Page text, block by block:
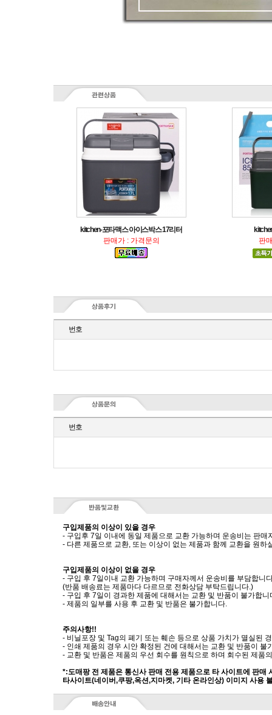
kitchen-포타맥스 아이스박스 17리터
판매가 : 가격문의
판
번호
번호
구입제품의 이상이 있을 경우
- 구입후 7일 이내에 동일 제품으로 교환 가능하며 운송비는 판매
- 다른 제품으로 교환, 또는 이상이 없는 제품과 함께 교환을 원하
구입제품의 이상이 없을 경우
- 구입 후 7일이내 교환 가능하며 구매자께서 운송비를 부담합니
(반품 배송료는 제품마다 다르므로 전화상담 부탁드립니다.)
- 구입 후 7일이 경과한 제품에 대해서는 교환 및 반품이 불가합니
- 제품의 일부를 사용 후 교환 및 반품은 불가합니다.
주의사항!!
- 비닐포장 및 Tag의 폐기 또는 훼손 등으로 상품 가치가 멸실된
- 인쇄 제품의 경우 시안 확정된 건에 대해서는 교환 및 반품이 불
- 교환 및 반품은 제품의 우선 회수를 원칙으로 하며 회수된 제품
*:도매팡 전 제품은 통신사 판매 전용 제품으로 타 사이트에 판매
타사이트(네이버,쿠팡,옥션,지마켓, 기타 온라인상) 이미지 사용